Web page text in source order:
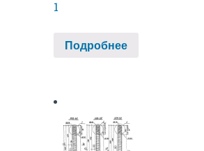
1
Подробнее